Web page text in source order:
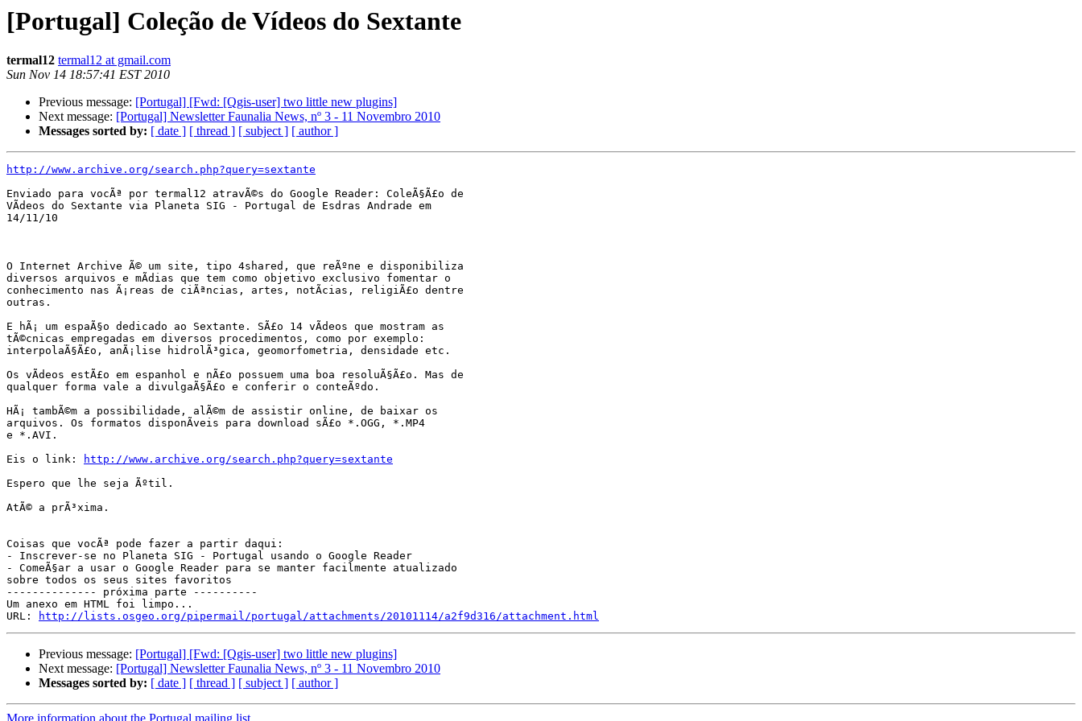
[Portugal] Coleção de Vídeos do Sextante
termal12 termal12 at gmail.com
Sun Nov 14 18:57:41 EST 2010
Previous message: [Portugal] [Fwd: [Qgis-user] two little new plugins]
Next message: [Portugal] Newsletter Faunalia News, nº 3 - 11 Novembro 2010
Messages sorted by: [ date ] [ thread ] [ subject ] [ author ]
http://www.archive.org/search.php?query=sextante
Enviado para vocÃª por termal12 atravÃ©s do Google Reader: ColeÃ§Ã£o de
VÃ­deos do Sextante via Planeta SIG - Portugal de Esdras Andrade em
14/11/10
O Internet Archive Ã© um site, tipo 4shared, que reÃºne e disponibiliza
diversos arquivos e mÃ­dias que tem como objetivo exclusivo fomentar o
conhecimento nas Ã¡reas de ciÃªncias, artes, notÃ­cias, religiÃ£o dentre
outras.
E hÃ¡ um espaÃ§o dedicado ao Sextante. SÃ£o 14 vÃ­deos que mostram as
tÃ©cnicas empregadas em diversos procedimentos, como por exemplo:
interpolaÃ§Ã£o, anÃ¡lise hidrolÃ³gica, geomorfometria, densidade etc.
Os vÃ­deos estÃ£o em espanhol e nÃ£o possuem uma boa resoluÃ§Ã£o. Mas de
qualquer forma vale a divulgaÃ§Ã£o e conferir o conteÃºdo.
HÃ¡ tambÃ©m a possibilidade, alÃ©m de assistir online, de baixar os
arquivos. Os formatos disponÃ­veis para download sÃ£o *.OGG, *.MP4
e *.AVI.
Eis o link:
http://www.archive.org/search.php?query=sextante
Espero que lhe seja Ãºtil.
AtÃ© a prÃ³xima.
Coisas que vocÃª pode fazer a partir daqui:
- Inscrever-se no Planeta SIG - Portugal usando o Google Reader
- ComeÃ§ar a usar o Google Reader para se manter facilmente atualizado
sobre todos os seus sites favoritos
-------------- próxima parte ----------
Um anexo em HTML foi limpo...
URL:
http://lists.osgeo.org/pipermail/portugal/attachments/20101114/a2f9d316/attachment.html
Previous message: [Portugal] [Fwd: [Qgis-user] two little new plugins]
Next message: [Portugal] Newsletter Faunalia News, nº 3 - 11 Novembro 2010
Messages sorted by: [ date ] [ thread ] [ subject ] [ author ]